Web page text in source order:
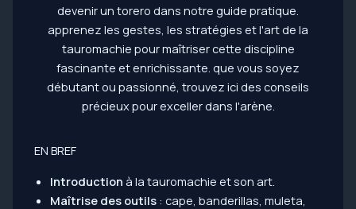
EN BREF
Introduction à la tauromachie et son art.
Maîtrise des outils: cape, banderillas, muleta,